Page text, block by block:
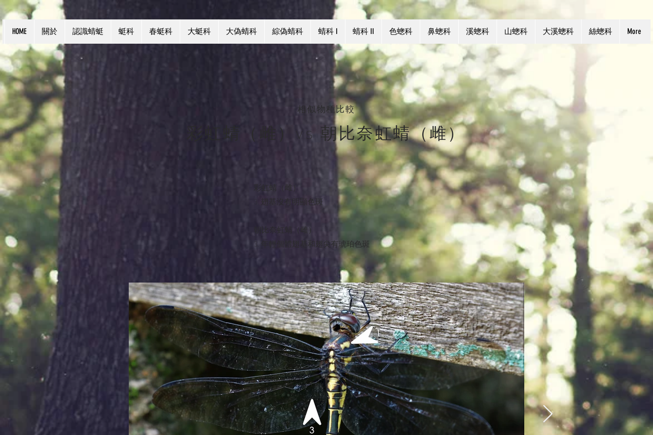
HOME 關於 認識蜻蜓 蜓科 春蜓科 大蜓科 大偽蜻科 綜偽蜻科 蜻科 I 蜻科 II 色蟌科 鼻蟌科 溪蟌科 山蟌科 大溪蟌科 絲蟌科 More
相似物種比較
彩虹蜻（雌）vs 朝比奈虹蜻（雌）
彩虹蜻（雌）
3. 翅基沒有明顯色斑
朝比奈虹蜻（雌）
3. 年輕個體翅基和翅尖有琥珀色斑